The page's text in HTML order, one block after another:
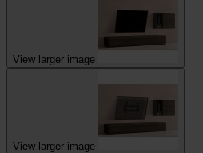
View larger image
View larger image